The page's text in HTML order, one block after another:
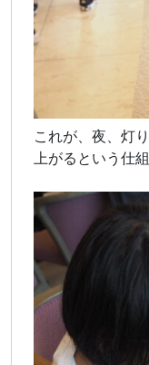
これが、夜、灯
上がるという仕